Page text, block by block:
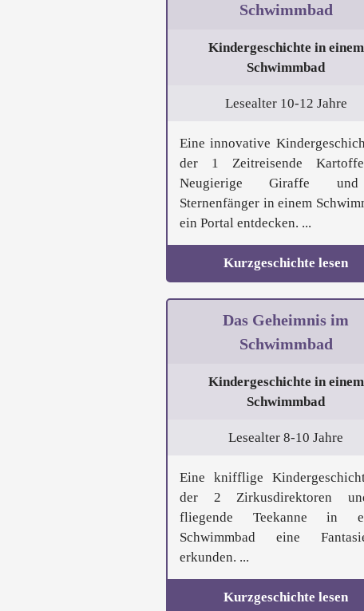
Schwimmbad
Kindergeschichte in einem
Schwimmbad
Lesealter 10-12 Jahre
Eine innovative
der 1 Zeitreisende
Neugierige Giraffe
Sternenfänger in einem
ein Portal entdecken. ...
Kurzgeschichte lesen
Das Geheimnis im
Schwimmbad
Kindergeschichte in einem
Schwimmbad
Lesealter 8-10 Jahre
Eine knifflige
der 2 Zirkusdirektoren
fliegende Teekanne in
Schwimmbad eine
erkunden. ...
Kurzgeschichte lesen